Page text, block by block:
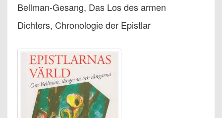
Bellman-Gesang, Das Los des armen
Dichters, Chronologie der Epistlar